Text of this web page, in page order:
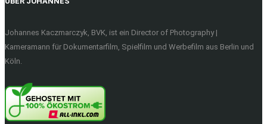
Johannes Kaczmarczyk, BVK, ist ein Director of Photography |
Kameramann für Dokumentarfilm, Spielfilm und Werbefilm aus Berlin und
Köln.